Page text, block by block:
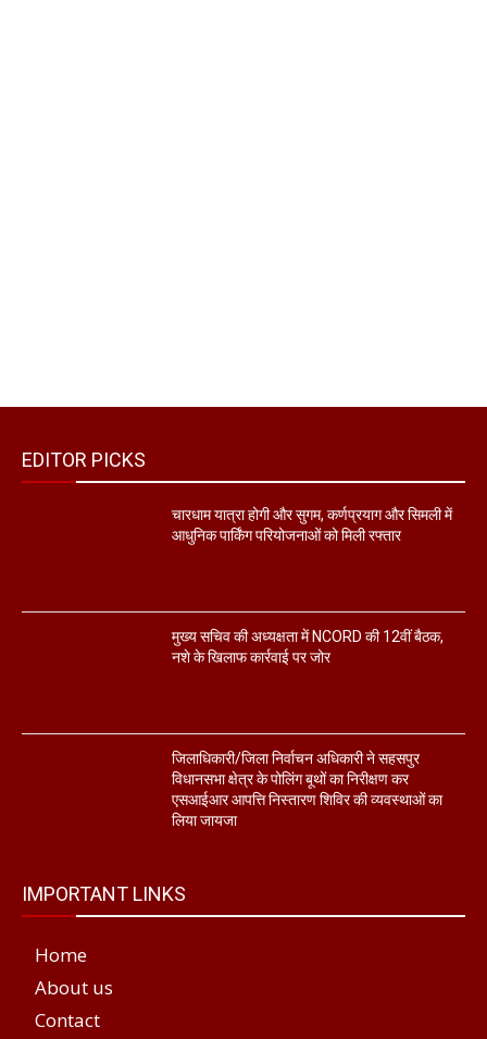
EDITOR PICKS
चारधाम यात्रा होगी और सुगम, कर्णप्रयाग और सिमली में
आधुनिक पार्किंग परियोजनाओं को मिली रफ्तार
मुख्य सचिव की अध्यक्षता में NCORD की 12वीं बैठक,
नशे के खिलाफ कार्रवाई पर जोर
जिलाधिकारी/जिला निर्वाचन अधिकारी ने सहसपुर
विधानसभा क्षेत्र के पोलिंग बूथों का निरीक्षण कर
एसआईआर आपत्ति निस्तारण शिविर की व्यवस्थाओं का
लिया जायजा
IMPORTANT LINKS
Home
About us
Contact